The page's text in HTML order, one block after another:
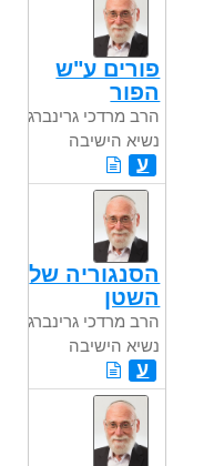
פורים ע"ש
הפור
הרב מרדכי גרינברג
נשיא הישיבה
ע
הסנגוריה של
השטן
הרב מרדכי גרינברג
נשיא הישיבה
ע